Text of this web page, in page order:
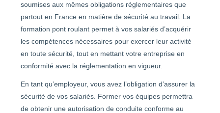
soumises aux mêmes obligations réglementaires que
partout en France en matière de sécurité au travail. La
formation pont roulant permet à vos salariés d’acquérir
les compétences nécessaires pour exercer leur activité
en toute sécurité, tout en mettant votre entreprise en
conformité avec la réglementation en vigueur.
En tant qu’employeur, vous avez l’obligation d’assurer la
sécurité de vos salariés. Former vos équipes permettra
de obtenir une autorisation de conduite conforme au